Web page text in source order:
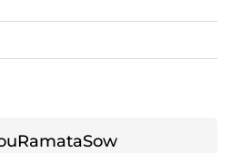
de votre site web pour
sur Google, avec un
stratégies de référencement
Qualité : Renforcement de